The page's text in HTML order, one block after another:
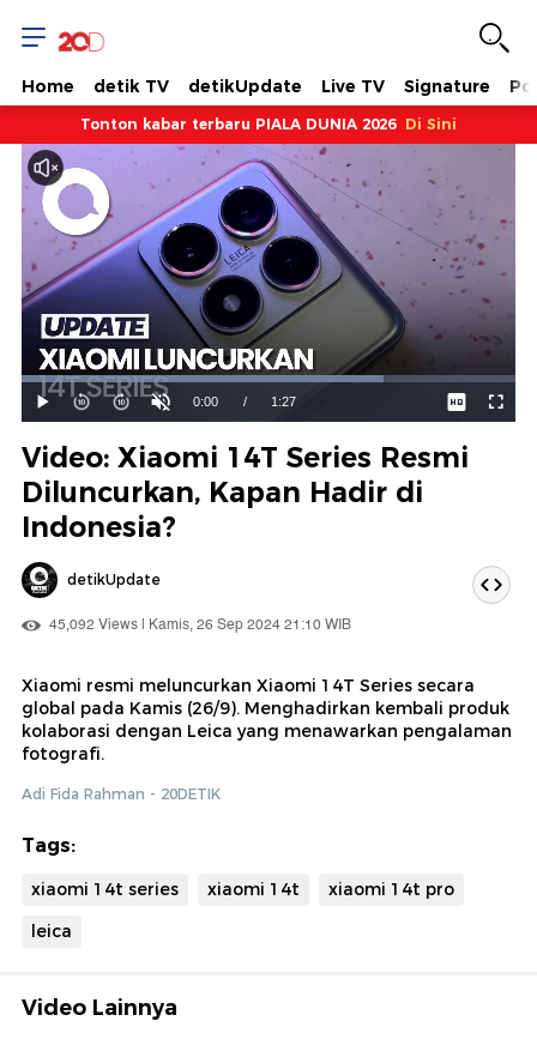
Home detik TV detikUpdate Live TV Signature
Tonton kabar terbaru PIALA DUNIA 2026 Di Sini
Mainkan
Suara
Hidup
Waktu
0:00 / Durasi
1:27
Dimuat:
73.19%
Video: Xiaomi 14T Series Resmi
Diluncurkan, Kapan Hadir di
Indonesia?
detikUpdate
45,092 Views | Kamis, 26 Sep 2024 21:10 WIB
Xiaomi resmi meluncurkan Xiaomi 14T Series secara
global pada Kamis (26/9). Menghadirkan kembali produk
kolaborasi dengan Leica yang menawarkan pengalaman
fotografi.
Adi Fida Rahman - 20DETIK
Tags:
xiaomi 14t series xiaomi 14t
xiaomi 14t pro
leica
Video Lainnya